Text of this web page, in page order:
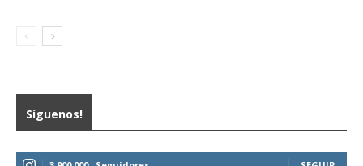
Síguenos!